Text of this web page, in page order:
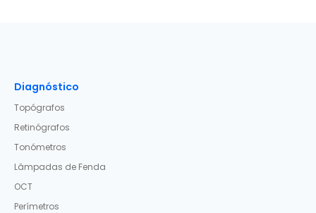
Diagnóstico
Topógrafos
Retinógrafos
Tonómetros
Lâmpadas de Fenda
OCT
Perímetros